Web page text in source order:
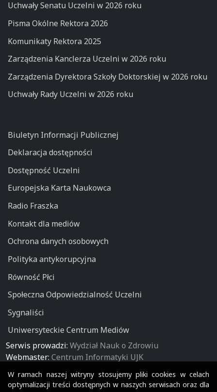
Uchwały Senatu Uczelni w 2026 roku
Pisma Okólne Rektora 2026
Komunikaty Rektora 2025
Zarządzenia Kanclerza Uczelni w 2026 roku
Zarządzenia Dyrektora Szkoły Doktorskiej w 2026 roku
Uchwały Rady Uczelni w 2026 roku
Biuletyn Informacji Publicznej
Deklaracja dostępności
Dostępność Uczelni
Europejska Karta Naukowca
Radio Fraszka
Kontakt dla mediów
Ochrona danych osobowych
Polityka antykorupcyjna
Równość Płci
Społeczna Odpowiedzialność Uczelni
Sygnaliści
Uniwersyteckie Centrum Mediów
Serwis prowadzi: Wydział Nauk o Zdrowiu
Webmaster: Centrum Informatyki UJK
W ramach naszej witryny stosujemy pliki cookies w celach
optymalizacji treści dostępnych w naszych serwisach oraz dla